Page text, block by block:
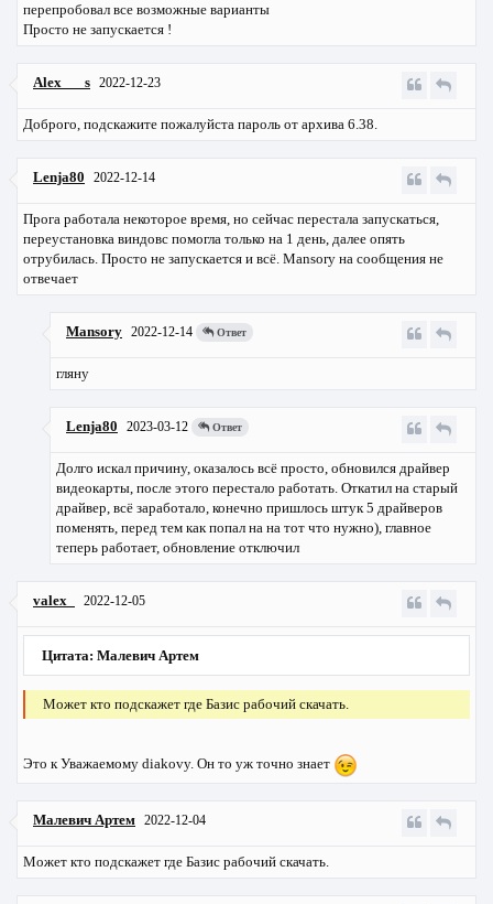
перепробовал все возможные варианты
Просто не запускается !
Alex___s 2022-12-23
Доброго, подскажите пожалуйста пароль от архива 6.38.
Lenja80 2022-12-14
Прога работала некоторое время, но сейчас перестала запускаться,
переустановка виндовс помогла только на 1 день, далее опять
отрубилась. Просто не запускается и всё. Mansory на сообщения не
отвечает
Mansory 2022-12-14 Ответ
гляну
Lenja80 2023-03-12 Ответ
Долго искал причину, оказалось всё просто, обновился драйвер
видеокарты, после этого перестало работать. Откатил на старый
драйвер, всё заработало, конечно пришлось штук 5 драйверов
поменять, перед тем как попал на на тот что нужно), главное
теперь работает, обновление отключил
valex_ 2022-12-05
Цитата: Малевич Артем
Может кто подскажет где Базис рабочий скачать.
Это к Уважаемому diakovу. Он то уж точно знает
Малевич Артем 2022-12-04
Может кто подскажет где Базис рабочий скачать.